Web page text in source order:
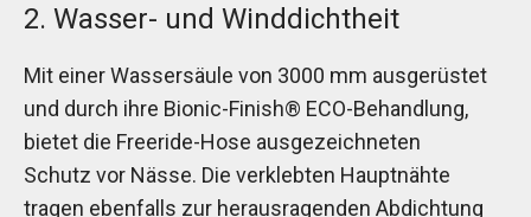
2. Wasser- und Winddichtheit
Mit einer Wassersäule von 3000 mm ausgerüstet
und durch ihre Bionic-Finish® ECO-Behandlung,
bietet die Freeride-Hose ausgezeichneten
Schutz vor Nässe. Die verklebten Hauptnähte
tragen ebenfalls zur herausragenden Abdichtung